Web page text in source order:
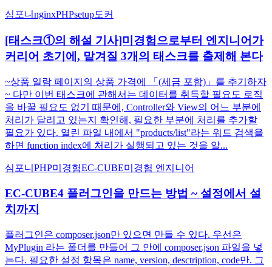
심포니 nginxPHPsetup도커
[태스크①의 해설 기사]미경험으로부터 엔지니어가
커리어 초기에, 맡겨질 3개의 태스크를 출제해 본다
~상품 일람 페이지의 상품 가격에 「(세금 포함)」를 추기하자
~ 다만 이번 태스크에 관해서는 데이터를 취득할 필요도 로직
을 바꿀 필요도 없기 때문에, Controller와 View의 어느 부분에
처리가 달리고 있는지 확인해, 필요한 부분에 처리를 추가할
필요가 있다. 열린 파일 내에서 "products/list"라는 워드 검색을
하면 function index에 처리가 실행되고 있는 것을 알...
심포니 PHP미경험EC-CUBE미경험 엔지니어
EC-CUBE4 플러그인을 만드는 방법 ~ 설정에서 설
치까지
플러그인은 composer.json만 있으면 만들 수 있다. 우선은
MyPlugin 라는 폴더를 만들어 그 안에 composer.json 파일을 넣
는다. 필요한 설정 항목은 name, version, desctription, code만. 그